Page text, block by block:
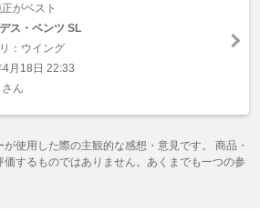
がベスト
ス・ベンツ SL
：ウイング
4月18日 22:33
さん
使用した際の主観的な感想・意見です。 商品・
するものではありません。あくまでも一つの参